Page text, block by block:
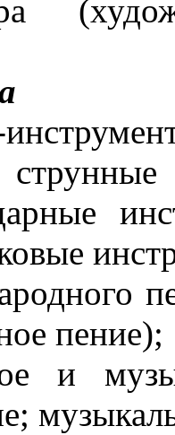
пение);
и